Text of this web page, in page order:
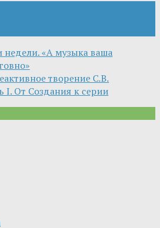
недели. «А музыка ваша
творение С.В.
I. От Создания к серии